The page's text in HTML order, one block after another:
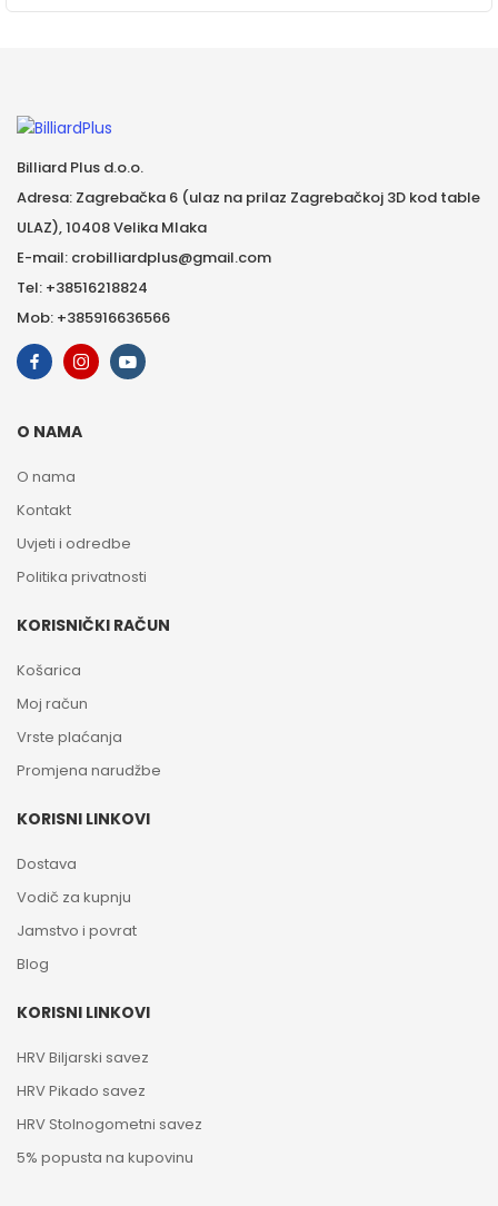
Billiard Plus d.o.o.
Adresa: Zagrebačka 6 (ulaz na prilaz Zagrebačkoj 3D kod table
ULAZ), 10408 Velika Mlaka
E-mail: crobilliardplus@gmail.com
Tel: +38516218824
Mob: +385916636566
O NAMA
O nama
Kontakt
Uvjeti i odredbe
Politika privatnosti
KORISNIČKI RAČUN
Košarica
Moj račun
Vrste plaćanja
Promjena narudžbe
KORISNI LINKOVI
Dostava
Vodič za kupnju
Jamstvo i povrat
Blog
KORISNI LINKOVI
HRV Biljarski savez
HRV Pikado savez
HRV Stolnogometni savez
5% popusta na kupovinu